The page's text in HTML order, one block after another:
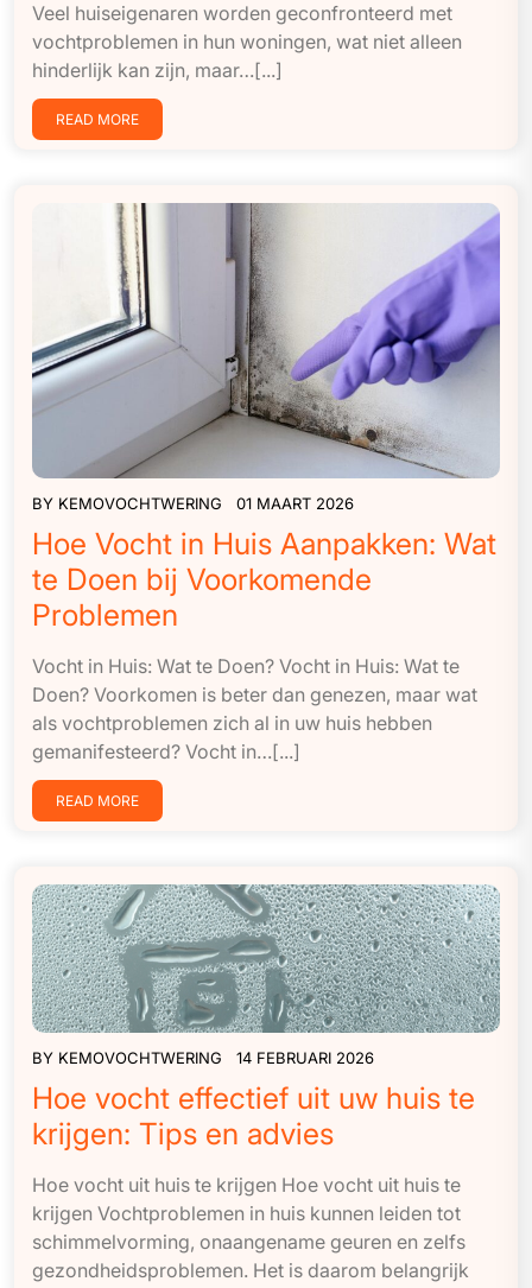
Veel huiseigenaren worden geconfronteerd met
vochtproblemen in hun woningen, wat niet alleen
hinderlijk kan zijn, maar…[...]
READ MORE
BY KEMOVOCHTWERING 01 MAART 2026
Hoe Vocht in Huis Aanpakken: Wat
te Doen bij Voorkomende
Problemen
Vocht in Huis: Wat te Doen? Vocht in Huis: Wat te
Doen? Voorkomen is beter dan genezen, maar wat
als vochtproblemen zich al in uw huis hebben
gemanifesteerd? Vocht in…[...]
READ MORE
BY KEMOVOCHTWERING 14 FEBRUARI 2026
Hoe vocht effectief uit uw huis te
krijgen: Tips en advies
Hoe vocht uit huis te krijgen Hoe vocht uit huis te
krijgen Vochtproblemen in huis kunnen leiden tot
schimmelvorming, onaangename geuren en zelfs
gezondheidsproblemen. Het is daarom belangrijk